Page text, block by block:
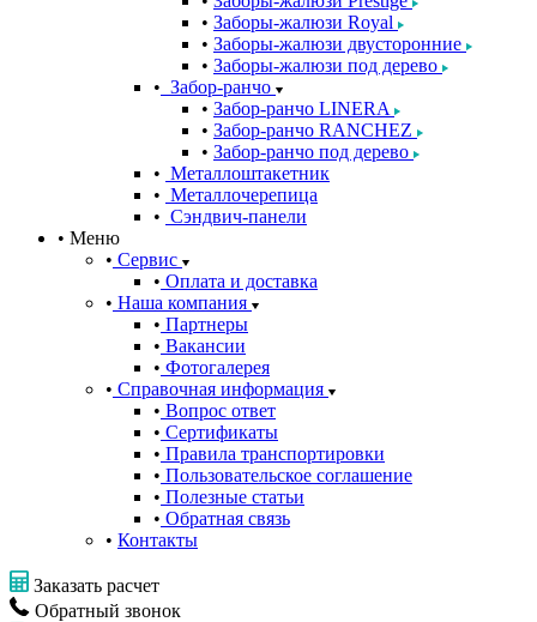
Заборы-жалюзи Royal
Заборы-жалюзи двусторонние
Заборы-жалюзи под дерево
Забор-ранчо
Забор-ранчо LINERA
Забор-ранчо RANCHEZ
Забор-ранчо под дерево
Металлоштакетник
Металлочерепица
Сэндвич-панели
Меню
Сервис
Оплата и доставка
Наша компания
Партнеры
Вакансии
Фотогалерея
Справочная информация
Вопрос ответ
Сертификаты
Правила транспортировки
Пользовательское соглашение
Полезные статьи
Обратная связь
Контакты
Заказать расчет
Обратный звонок